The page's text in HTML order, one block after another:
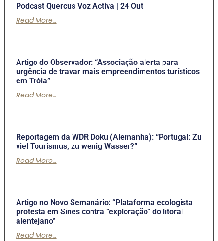
Podcast Quercus Voz Activa | 24 Out
Read More...
Artigo do Observador: “Associação alerta para
urgência de travar mais empreendimentos turísticos
em Tróia”
Read More...
Reportagem da WDR Doku (Alemanha): “Portugal: Zu
viel Tourismus, zu wenig Wasser?”
Read More...
Artigo no Novo Semanário: “Plataforma ecologista
protesta em Sines contra “exploração” do litoral
alentejano”
Read More...